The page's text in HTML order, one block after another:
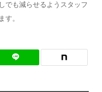
でも減らせるようスタッフ
す。